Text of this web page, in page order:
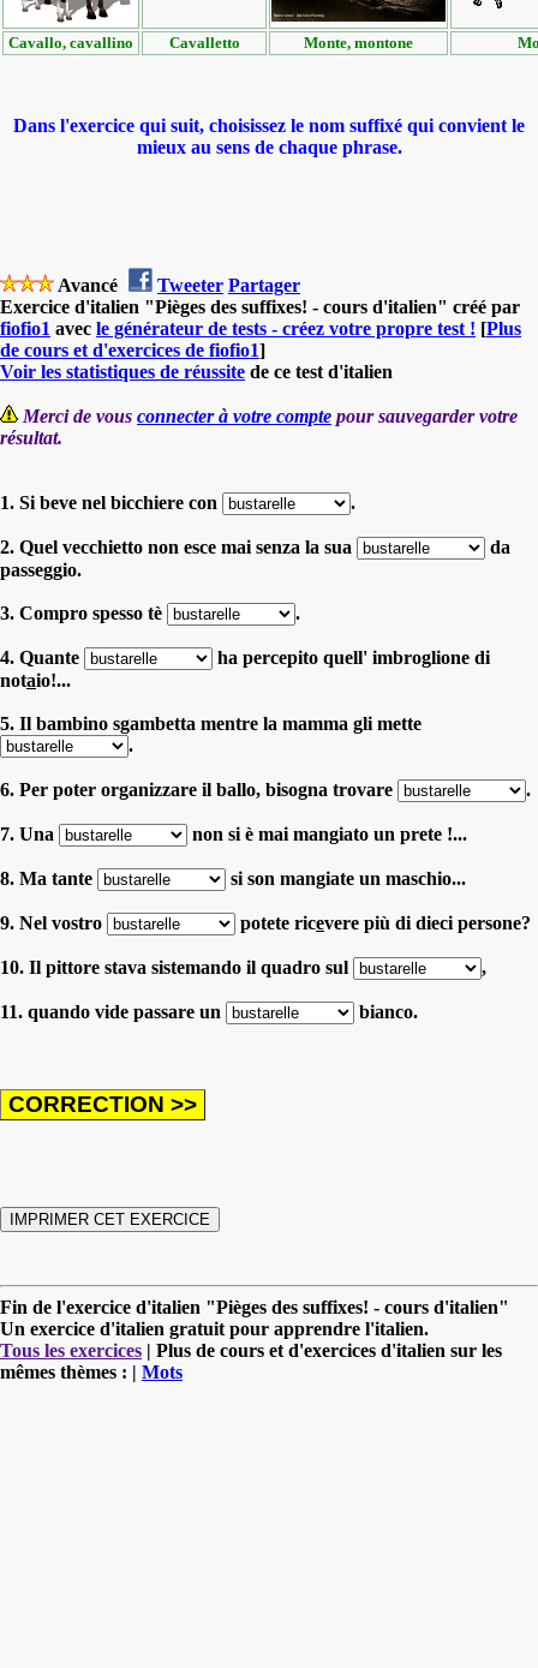
Cavallo, cavallino Cavalletto Monte, montone
Dans l'exercice qui suit, choisissez le nom suffixé qui convient le
mieux au sens de chaque phrase.
Avancé Tweeter Partager
Exercice d'italien "Pièges des suffixes! - cours d'italien" créé par
fiofio1 avec le générateur de tests - créez votre propre test ! [Plus
de cours et d'exercices de fiofio1]
Voir les statistiques de réussite de ce test d'italien
Merci de vous connecter à votre compte pour sauvegarder votre
résultat.
1. Si beve nel bicchiere con .
2. Quel vecchietto non esce mai senza la sua
da
passeggio.
3. Compro spesso tè .
4. Quante
ha percepito quell' imbroglione di
notaio!...
5. Il bambino sgambetta mentre la mamma gli mette
.
6. Per poter organizzare il ballo, bisogna trovare .
7. Una non si è mai mangiato un prete !...
8. Ma tante si son mangiate un maschio...
9. Nel vostro potete ricevere più di dieci persone?
10. Il pittore stava sistemando il quadro sul ,
11. quando vide passare un bianco.
Fin de l'exercice d'italien "Pièges des suffixes! - cours d'italien"
Un exercice d'italien gratuit pour apprendre l'italien.
Tous les exercices | Plus de cours et d'exercices d'italien sur les
mêmes thèmes : | Mots